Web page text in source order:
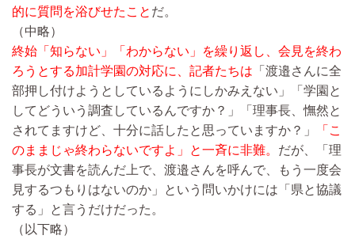
的に質問を浴びせたこと だ。
（中略）
終始「知らない」「わからない」を繰り返し、会見を終わ
ろうとする加計学園の対応に、記者たちは 「渡邉さんに全
部押し付けようとしているようにしかみえない」「学園と
してどういう調査しているんですか？」「理事長、憮然と
されてますけど、十分に話したと思っていますか？」
「こ
のままじゃ終わらないですよ」と一斉に非難。 だが、「理
事長が文書を読んだ上で、渡邉さんを呼んで、もう一度会
見するつもりはないのか」という問いかけには「県と協議
する」と言うだけだった。
（以下略）